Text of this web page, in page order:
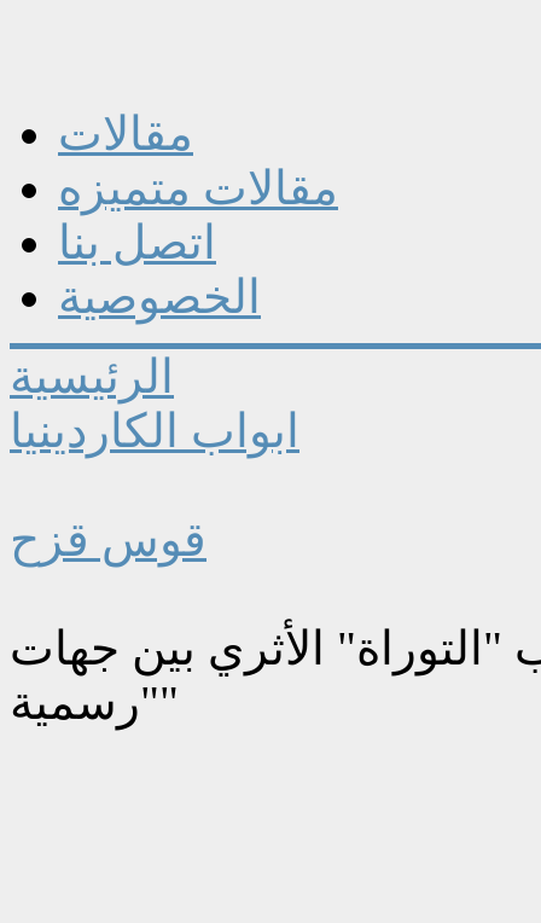
مقالات
مقالات متميزه
اتصل بنا
الخصوصية
الرئيسية
ابواب الكاردينيا
قوس قزح
الأثري بين جهات
"رسمية"